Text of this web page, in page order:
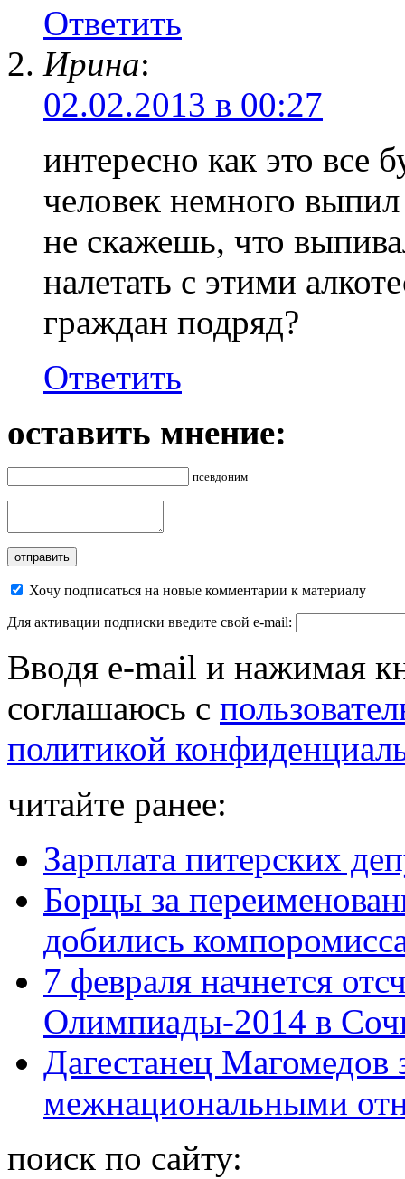
Ответить
Ирина:
02.02.2013 в 00:27
интересно как это все
человек немного
не скажешь, что
налетать с этими
граждан подряд?
Ответить
оставить мнение:
псевдоним
Хочу подписаться на новые комментарии к материалу
Для активации подписки введите свой e-mail:
Вводя e-mail и нажимая
соглашаюсь с
политикой
читайте ранее:
Зарплата питерских
Борцы за
добились
7 февраля начнется
Олимпиады-2014 в
Дагестанец Магомедов
межнациональными
поиск по сайту: